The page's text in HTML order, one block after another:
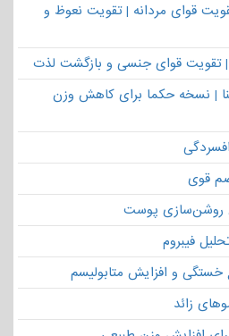
قوای مردانه | تقویت نعوظ و
تقویت قوای جنسی و بازگشت لذت
| نسخه حکما برای کاهش وزن
قوی
روشن‌سازی پوست
فیبروم
خستگی و افزایش متابولیسم
زائد